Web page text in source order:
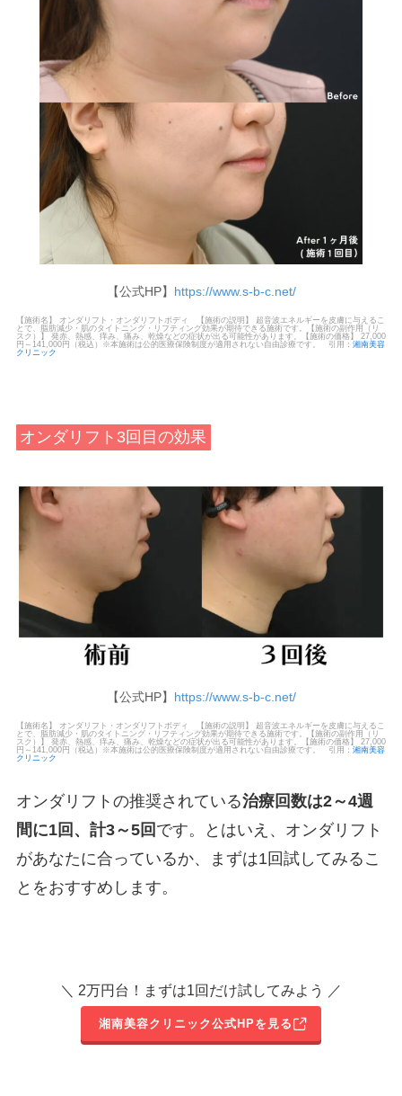
【公式HP】 https://www.s-b-c.net/
【施術名】 オンダリフト・オンダリフトボディ 【施術の説明】 超音波エネルギーを皮膚に与えるこ
とで、脂肪減少・肌のタイトニング・リフティング効果が期待できる施術です。【施術の副作用（リ
スク）】 発赤、熱感、痒み、痛み、乾燥などの症状が出る可能性があります。【施術の価格】 27,000
円～141,000円（税込）※本施術は公的医療保険制度が適用されない自由診療です。 引用： 湘南美容
クリニック
オンダリフト3回目の効果
【公式HP】 https://www.s-b-c.net/
【施術名】 オンダリフト・オンダリフトボディ 【施術の説明】 超音波エネルギーを皮膚に与えるこ
とで、脂肪減少・肌のタイトニング・リフティング効果が期待できる施術です。【施術の副作用（リ
スク）】 発赤、熱感、痒み、痛み、乾燥などの症状が出る可能性があります。【施術の価格】 27,000
円～141,000円（税込）※本施術は公的医療保険制度が適用されない自由診療です。 引用： 湘南美容
クリニック
オンダリフトの推奨されている治療回数は2～4週
間に1回、計3～5回 です。とはいえ、オンダリフト
があなたに合っているか、まずは1回試してみるこ
とをおすすめします。
＼ 2万円台！まずは1回だけ試してみよう ／
湘南美容クリニック公式HPを見る